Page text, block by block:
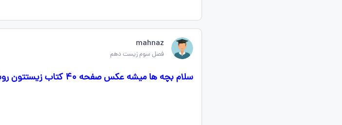
mahnaz
فصل سوم زیست دهم
سلام بچه ها میشه عکس صفحه ۴۰ کتاب زیستتون روبگیرید بفرستید 🙏🙏